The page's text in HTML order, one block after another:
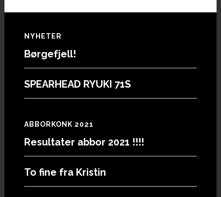
Footer
NYHETER
Børgefjell!
SPEARHEAD RYUKI 71S
ABBORKONK 2021
Resultater abbor 2021 !!!!
To fine fra Kristin